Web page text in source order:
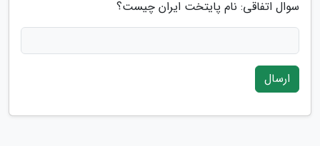
سوال اتفاقی: نام پایتخت ایران چیست؟
ارسال